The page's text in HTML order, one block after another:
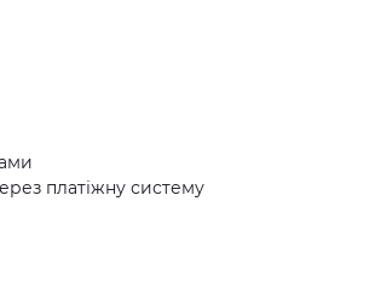
платіжну систему